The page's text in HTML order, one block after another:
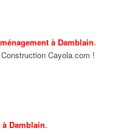
à Damblain.
Cayola.com !
à Damblain.